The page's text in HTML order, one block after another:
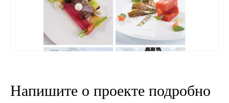
Напишите о проекте подробно